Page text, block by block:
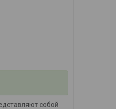
собой